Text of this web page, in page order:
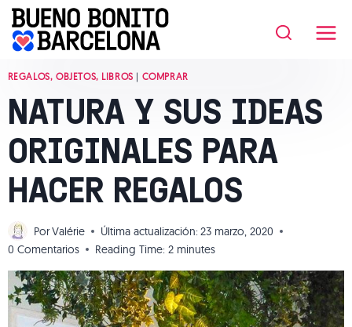
Saltar
contenido
REGALOS, OBJETOS, LIBROS | COMPRAR
NATURA Y SUS IDEAS
ORIGINALES PARA
HACER REGALOS
Por Valérie Última actualización: 23 marzo, 2020
0 Comentarios
Reading Time: 2 minutes